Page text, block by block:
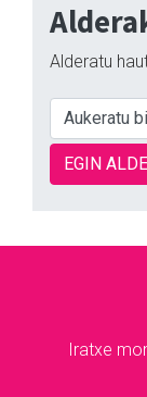
Alderatu
EGIN
Iratxe